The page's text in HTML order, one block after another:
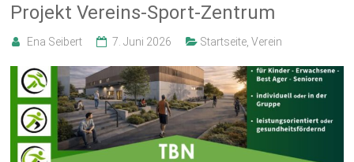
Projekt Vereins-Sport-Zentrum
Ena Seibert 7. Juni 2026 Startseite, Verein